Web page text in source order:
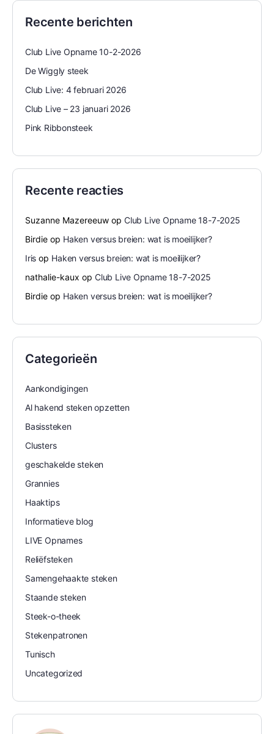
Recente berichten
Club Live Opname 10-2-2026
De Wiggly steek
Club Live: 4 februari 2026
Club Live – 23 januari 2026
Pink Ribbonsteek
Recente reacties
Suzanne Mazereeuw op Club Live Opname 18-7-2025
Birdie op Haken versus breien: wat is moeilijker?
Iris op Haken versus breien: wat is moeilijker?
nathalie-kaux op Club Live Opname 18-7-2025
Birdie op Haken versus breien: wat is moeilijker?
Categorieën
Aankondigingen
Al hakend steken opzetten
Basissteken
Clusters
geschakelde steken
Grannies
Haaktips
Informatieve blog
LIVE Opnames
Reliëfsteken
Samengehaakte steken
Staande steken
Steek-o-theek
Stekenpatronen
Tunisch
Uncategorized